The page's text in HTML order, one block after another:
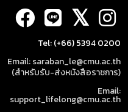
𝕏
Tel: (+66) 5394 0200
Email: saraban_le@cmu.ac.th
(สำหรับรับ-ส่งหนังสือราชการ)
Email:
support_lifelong@cmu.ac.th